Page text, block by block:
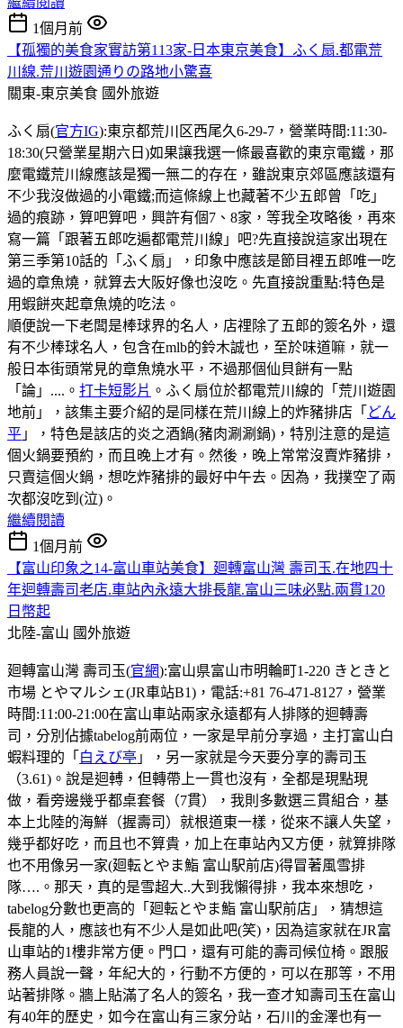
1個月前
【孤獨的美食家實訪第113家-日本東京美食】ふく扇.都電荒
川線.荒川遊園通りの路地小驚喜
關東-東京美食 國外旅遊
ふく扇(官方IG):東京都荒川区西尾久6-29-7，營業時間:11:30-
18:30(只營業星期六日)如果讓我選一條最喜歡的東京電鐵，那
麼電鐵荒川線應該是獨一無二的存在，雖說東京郊區應該還有
不少我沒做過的小電鐵;而這條線上也藏著不少五郎曾「吃」
過的痕跡，算吧算吧，興許有個7、8家，等我全攻略後，再來
寫一篇「跟著五郎吃遍都電荒川線」吧?先直接說這家出現在
第三季第10話的「ふく扇」，印象中應該是節目裡五郎唯一吃
過的章魚燒，就算去大阪好像也沒吃。先直接說重點:特色是
用蝦餅夾起章魚燒的吃法。
順便說一下老闆是棒球界的名人，店𥚃除了五郎的簽名外，還
有不少棒球名人，包含在mlb的鈴木誠也，至於味道嘛，就一
般日本街頭常見的章魚燒水平，不過那個仙貝餅有一點
「論」....。 打卡短影片 。ふく扇位於都電荒川線的「荒川遊園
地前」，該集主要介紹的是同樣在荒川線上的炸豬排店「 どん
平 」，特色是該店的炎之酒鍋(豬肉涮涮鍋)，特別注意的是這
個火鍋要預約，而且晚上才有。然後，晚上常常沒賣炸豬排，
只賣這個火鍋，想吃炸豬排的最好中午去。因為，我撲空了兩
次都沒吃到(泣)。
繼續閱讀
1個月前
【富山印象之14-富山車站美食】廻轉富山灣 壽司玉.在地四十
年迴轉壽司老店.車站內永遠大排長龍.富山三味必點.兩貫120
日幣起
北陸-富山 國外旅遊
廻轉富山灣 壽司玉(官網):富山県富山市明輪町1-220 きときと
市場 とやマルシェ(JR車站B1)，電話:+81 76-471-8127，營業
時間:11:00-21:00在富山車站兩家永遠都有人排隊的迴轉壽
司，分別佔據tabelog前兩位，一家是早前分享過，主打富山白
蝦料理的「 白えび亭 」，另一家就是今天要分享的壽司玉
（3.61)。說是迴𨍭，但轉帶上一貫也沒有，全都是現點現
做，看旁邊幾乎都桌套餐（7貫），我則多數選三貫組合，基
本上北陸的海鮮（握壽司）就根道東一樣，從來不讓人失望，
幾乎都好吃，而且也不算貴，加上在車站內又方便，就算排隊
也不用像另一家(廻転とやま鮨 富山駅前店)得冒著風雪排
隊….。那天，真的是雪超大..大到我懶得排，我本來想吃，
tabelog分數也更高的「廻転とやま鮨 富山駅前店」，猜想這
長龍的人，應該也有不少人是如此吧(笑)，因為這家就在JR富
山車站的1樓非常方便。門口，還有可能的壽司候位椅。跟服
務人員說一聲，年紀大的，行動不方便的，可以在那等，不用
站著排隊。牆上貼滿了名人的簽名，我一查才知壽司玉在富山
有40年的歷史，如今在富山有三家分站，石川的金澤也有一